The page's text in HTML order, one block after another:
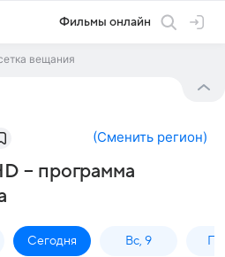
Фильмы онлайн
вещания
(Сменить регион)
– программа
Сегодня Вс, 9